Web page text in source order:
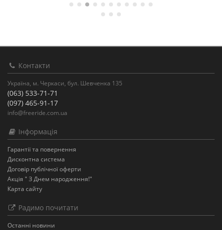
Контакти
Україна, м. Черкаси, бул. Шевченка 135
(063) 533-71-71
(097) 465-91-17
info@freeride.com.ua
Інформація
Гарантії та повернення
Дисконтна система
Договір публічної оферти
Акція " З Днем народження!"
Карта сайту
Радимо почитати
Останнi новини